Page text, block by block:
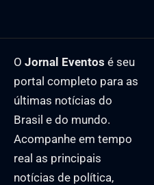
O Jornal Eventos é seu
portal completo para as
últimas notícias do
Brasil e do mundo.
Acompanhe em tempo
real as principais
notícias de política,